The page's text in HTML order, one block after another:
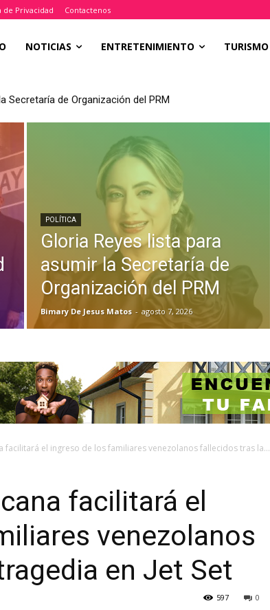
de Privacidad Contactenos
NOTICIAS ENTRETENIMIENTO TURISMO
Secretaría de Organización del PRM
POLÍTICA
Gloria Reyes lista para
asumir la Secretaría de
Organización del PRM
Bimary De Jesus Matos - agosto 7, 2026
facilitará el ingreso de los familiares venezolanos fallecidos tras la...
facilitará el
venezolanos
en Jet Set
0
597